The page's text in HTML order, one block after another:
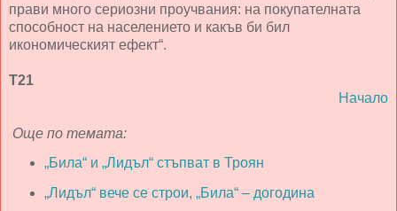
прави много сериозни проучвания: на покупателната
способност на населението и какъв би бил
икономическият ефект“.
Т21
Начало
Още по темата:
„Била“ и „Лидъл“ стъпват в Троян
„Лидъл“ вече се строи, „Била“ – догодина